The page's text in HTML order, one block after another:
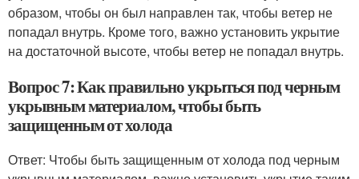
образом, чтобы он был направлен так, чтобы ветер не
попадал внутрь. Кроме того, важно установить укрытие
на достаточной высоте, чтобы ветер не попадал внутрь.
Вопрос 7: Как правильно укрыться под черным
укрывным материалом, чтобы быть
защищенным от холода
Ответ: Чтобы быть защищенным от холода под черным